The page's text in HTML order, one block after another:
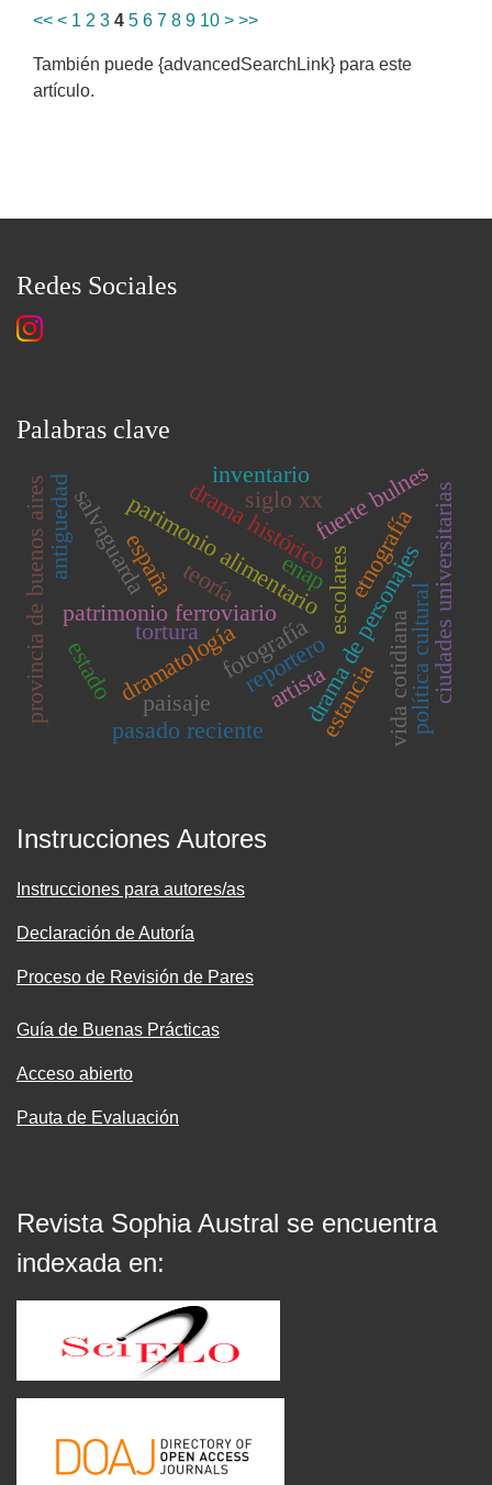
<< < 1 2 3 4 5 6 7 8 9 10 > >>
También puede {advancedSearchLink} para este
artículo.
Redes Sociales
Palabras clave
escolares
parimonio alimentario
patrimonio ferroviario
dramatología drama de personajes
drama históricofuerte bulnes
salvaguarda
antiguedad inventario
estado política cultural
provincia de buenos aires fotografía
siglo xx
españa ciudades universitarias
etnografía
paisaje
pasado reciente
enap
vida cotidiana
reportero
tortura
teoría
estancia
artista
Instrucciones Autores
Instrucciones para autores/as
Declaración de Autoría
Proceso de Revisión de Pares
Guía de Buenas Prácticas
Acceso abierto
Pauta de Evaluación
Revista Sophia Austral se encuentra
indexada en: